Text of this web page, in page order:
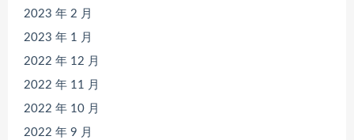
2023 年 2 月
2023 年 1 月
2022 年 12 月
2022 年 11 月
2022 年 10 月
2022 年 9 月